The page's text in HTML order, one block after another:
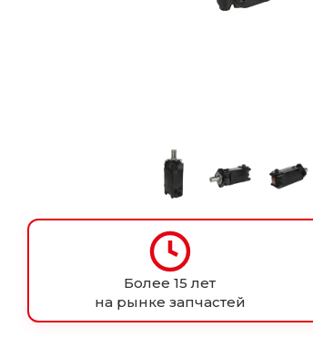
Более 15 лет
на рынке запчастей